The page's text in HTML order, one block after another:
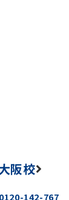
阪校
0120-142-767